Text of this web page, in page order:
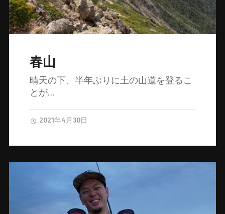
春山
晴天の下、半年ぶりに土の山道を登るこ
とが…
2021年4月30日